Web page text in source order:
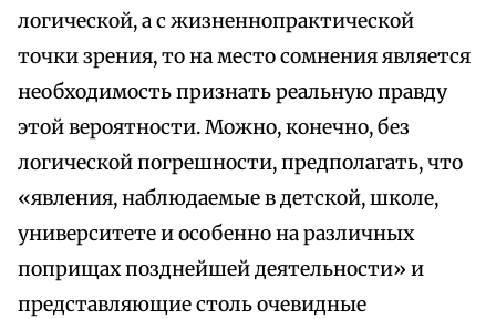
логической, а с жизненнопрактической
точки зрения, то на место сомнения является
необходимость признать реальную правду
этой вероятности. Можно, конечно, без
логической погрешности, предполагать, что
«явления, наблюдаемые в детской, школе,
университете и особенно на различных
поприщах позднейшей деятельности» и
представляющие столь очевидные